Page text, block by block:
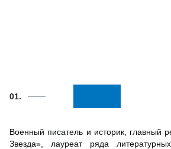
01.
Военный писатель и историк, главный
Звезда», лауреат ряда